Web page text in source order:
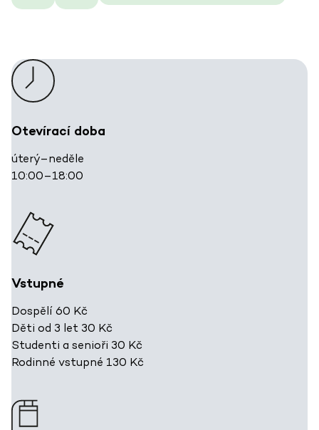
Otevírací doba
úterý–neděle
10:00–18:00
Vstupné
Dospělí 60 Kč
Děti od 3 let 30 Kč
Studenti a senioři 30 Kč
Rodinné vstupné 130 Kč